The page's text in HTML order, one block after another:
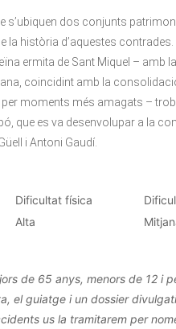
s’ubiquen dos conjunts
història d’aquestes contrades.
ermita de Sant Miquel – amb
coincidint amb la
moments més amagats –
que es va desenvolupar a la
i Antoni Gaudí.
Dificultat física
Alta
de 65 anys, menors de 12 i
el guiatge i un dossier
us la tramitarem per